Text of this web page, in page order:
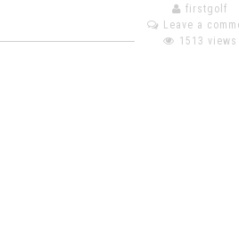
firstgolf
Leave a
1513 views